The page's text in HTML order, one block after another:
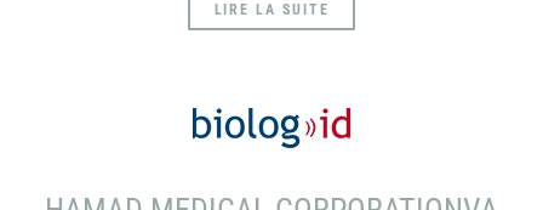
LIRE LA SUITE